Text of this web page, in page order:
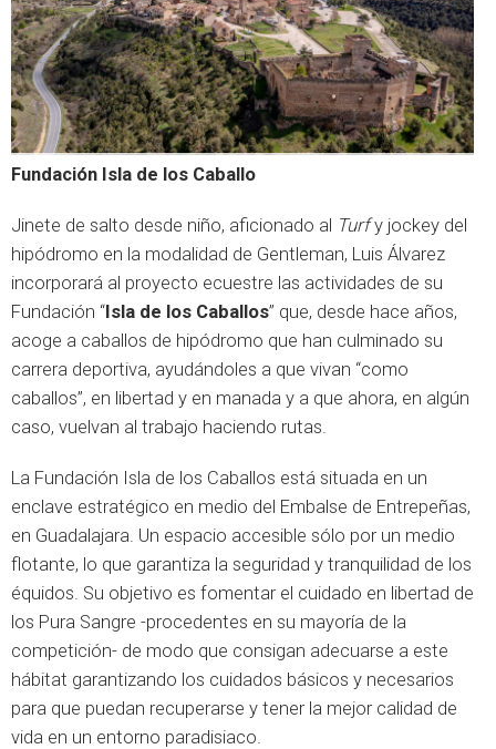
Fundación Isla de los Caballo
Jinete de salto desde niño, aficionado al Turfy jockey del
hipódromo en la modalidad de Gentleman, Luis Álvarez
incorporará al proyecto ecuestre las actividades de su
Fundación “Isla de los Caballos” que, desde hace años,
acoge a caballos de hipódromo que han culminado su
carrera deportiva, ayudándoles a que vivan “como
caballos”, en libertad y en manada y a que ahora, en algún
caso, vuelvan al trabajo haciendo rutas.
La Fundación Isla de los Caballos está situada en un
enclave estratégico en medio del Embalse de Entrepeñas,
en Guadalajara. Un espacio accesible sólo por un medio
flotante, lo que garantiza la seguridad y tranquilidad de los
équidos. Su objetivo es fomentar el cuidado en libertad de
los Pura Sangre -procedentes en su mayoría de la
competición- de modo que consigan adecuarse a este
hábitat garantizando los cuidados básicos y necesarios
para que puedan recuperarse y tener la mejor calidad de
vida en un entorno paradisiaco.